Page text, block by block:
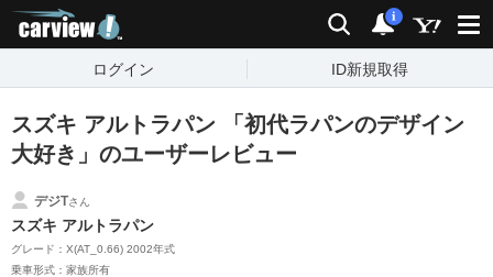
検索 通知
i
ログイン ID新規取得
スズキ アルトラパン 「初代ラパンのデザイン
大好き」のユーザーレビュー
デジTさん
スズキ アルトラパン
グレード：X(AT_0.66) 2002年式
乗車形式：家族所有